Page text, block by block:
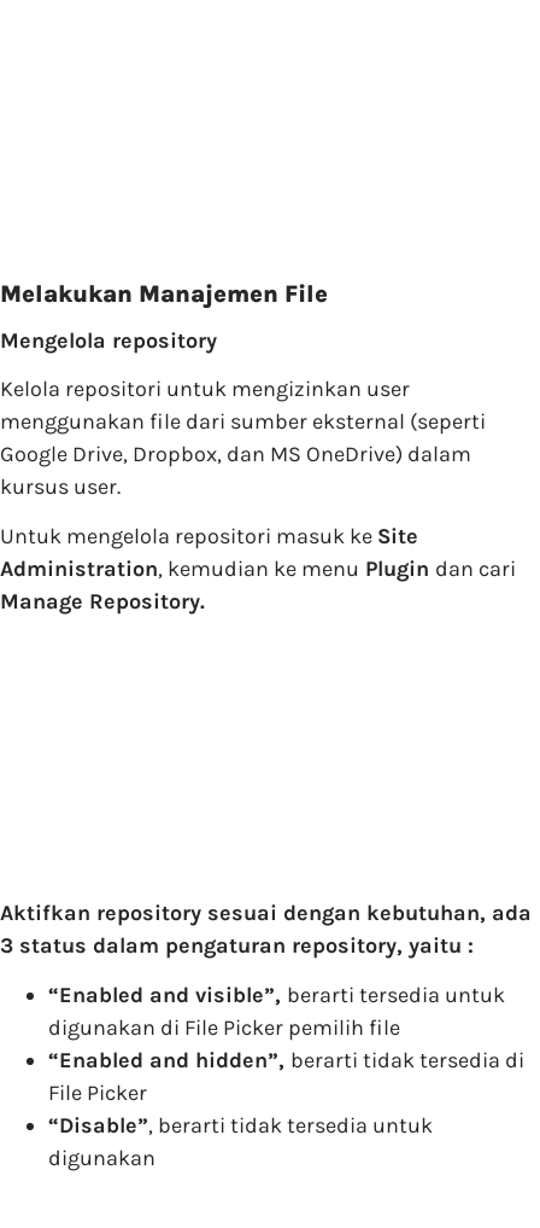
Melakukan Manajemen File
Mengelola repository
Kelola repositori untuk mengizinkan user
menggunakan file dari sumber eksternal (seperti
Google Drive, Dropbox, dan MS OneDrive) dalam
kursus user.
Untuk mengelola repositori masuk ke Site
Administration, kemudian ke menu Plugin dan cari
Manage Repository.
Aktifkan repository sesuai dengan kebutuhan, ada
3 status dalam pengaturan repository, yaitu :
“Enabled and visible”, berarti tersedia untuk
digunakan di File Picker pemilih file
“Enabled and hidden”, berarti tidak tersedia di
File Picker
“Disable”, berarti tidak tersedia untuk
digunakan